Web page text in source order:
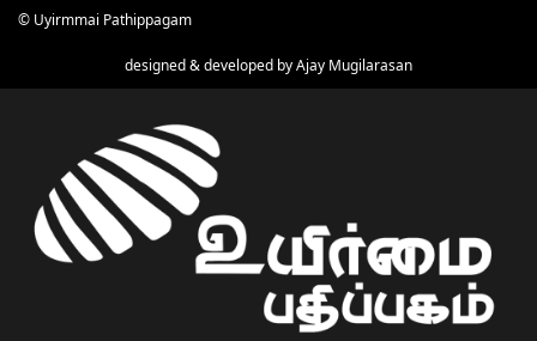
© Uyirmmai Pathippagam
designed & developed byAjay Mugilarasan